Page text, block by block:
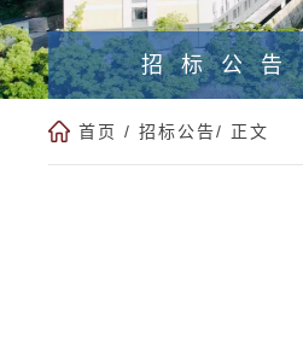
招标公告
首页 / 招标公告/ 正文